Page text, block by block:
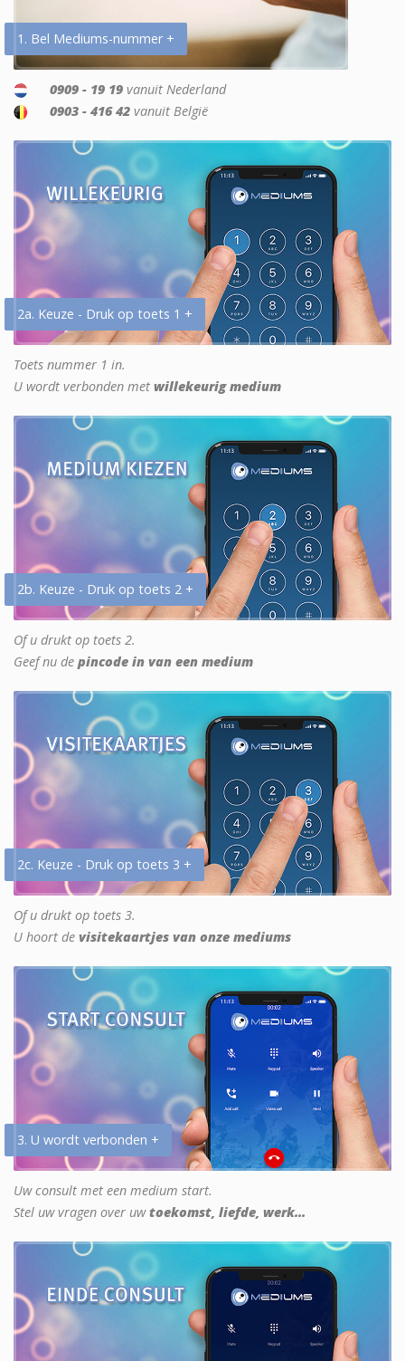
1. Bel Mediums-nummer +
0909 - 19 19 vanuit Nederland
0903 - 416 42 vanuit België
2a. Keuze - Druk op toets 1 +
Toets nummer 1 in.
U wordt verbonden met willekeurig medium
2b. Keuze - Druk op toets 2 +
Of u drukt op toets 2.
Geef nu de pincode in van een medium
2c. Keuze - Druk op toets 3 +
Of u drukt op toets 3.
U hoort de visitekaartjes van onze mediums
3. U wordt verbonden +
Uw consult met een medium start.
Stel uw vragen over uwtoekomst, liefde, werk...